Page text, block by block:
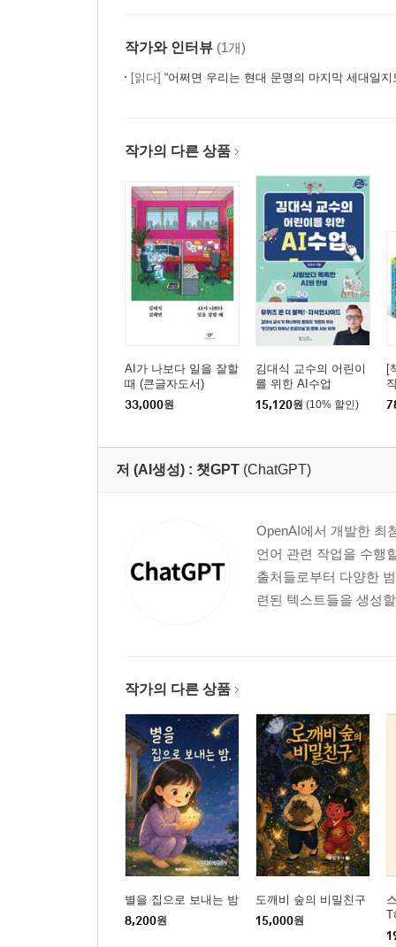
작가와 인터뷰 (1개)
[읽다] “어쩌면 우리는 현대 문명의 마지막 세대일지
작가의 다른 상품
AI가 나보다 일을 잘할
때 (큰글자도서)
33,000원
김대식 교수의 어린이
를 위한 AI수업
15,120원 (10% 할인)
[
저 (AI생성) : 챗GPT (ChatGPT)
OpenAI에서 개발한 최
언어 관련 작업을 수행
출처들로부터 다양한
련된 텍스트들을 생성
작가의 다른 상품
별을 집으로 보내는 밤
8,200원
도깨비 숲의 비밀친구
15,000원
T